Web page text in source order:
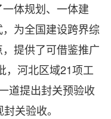
体规划、一体建
为全国建设跨界综
提供了可借鉴推广
，河北区域21项工
道提出封关预验收
关验收。